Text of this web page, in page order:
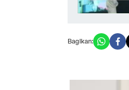
Bagikan: